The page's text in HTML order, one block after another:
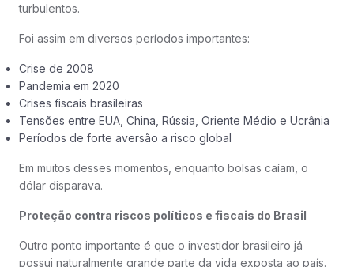
turbulentos.
Foi assim em diversos períodos importantes:
Crise de 2008
Pandemia em 2020
Crises fiscais brasileiras
Tensões entre EUA, China, Rússia, Oriente Médio e Ucrânia
Períodos de forte aversão a risco global
Em muitos desses momentos, enquanto bolsas caíam, o
dólar disparava.
Proteção contra riscos políticos e fiscais do Brasil
Outro ponto importante é que o investidor brasileiro já
possui naturalmente grande parte da vida exposta ao país.